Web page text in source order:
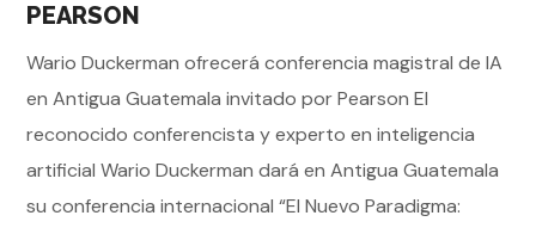
PEARSON
Wario Duckerman ofrecerá conferencia magistral de IA
en Antigua Guatemala invitado por Pearson El
reconocido conferencista y experto en inteligencia
artificial Wario Duckerman dará en Antigua Guatemala
su conferencia internacional “El Nuevo Paradigma: